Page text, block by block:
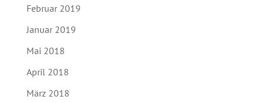
Februar 2019
Januar 2019
Mai 2018
April 2018
März 2018